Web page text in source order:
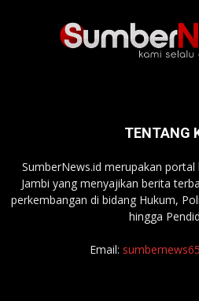
TENTANG
SumberNews.id merupakan
Jambi yang menyajikan berita
perkembangan di bidang Hukum,
hingga
Email: